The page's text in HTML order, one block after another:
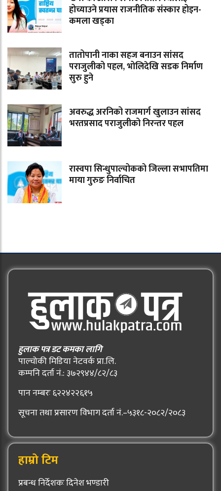
होच्याउने प्रयास राजनीतिक संस्कार होइन-
कमला खड्का
तातोपानी नाका सहज बनाउन सांसद
पराजुलीको पहल, भोलिदेखि सडक निर्माण
सुरु हुने
अवरुद्ध अरनिको राजमार्ग खुलाउन सांसद
भरतप्रसाद पराजुलीको निरन्तर पहल
रास्वपा सिन्धुपाल्चोकको जिल्ला सभापतिमा
माया गुरुङ निर्वाचित
हुलाक पत्र डट कमका लागि
पाल्चोकी मिडिया नेटवर्क प्रा.लि.
कम्पनि दर्ता नं.: ३७२९४४/८२/८३
पान नम्बरः ६२२४२२६१५
सूचना तथा प्रसारण विभाग दर्ता नं.–५३१८-२०८२/२०८३
हाम्रो टिम
प्रबन्ध निर्देशकः दिनेश भण्डारी